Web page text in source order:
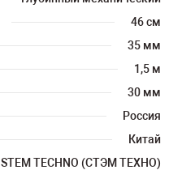
46 см
35 мм
1,5 м
30 мм
Россия
Китай
STEM TECHNO (СТЭМ ТЕХНО)